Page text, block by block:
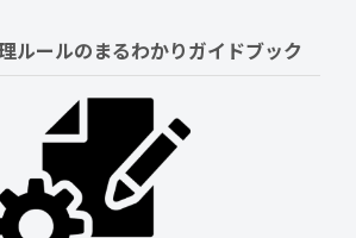
ルールのまるわかりガイドブック